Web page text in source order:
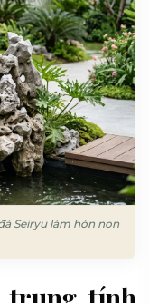
Seiryu làm hòn non